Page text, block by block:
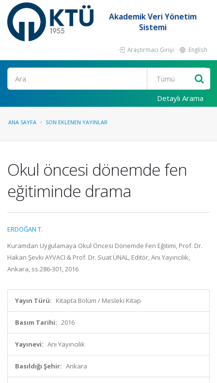
Akademik Veri Yönetim
Sistemi
Araştırmacı Girişi English
Ara
Detaylı Arama
ANA SAYFA SON EKLENEN YAYINLAR
Okul öncesi dönemde fen
eğitiminde drama
ERDOĞAN T.
Kuramdan Uygulamaya Okul Öncesi Dönemde Fen Eğitimi, Prof. Dr.
Hakan Şevki AYVACI & Prof. Dr. Suat ÜNAL, Editör, Anı Yayıncılık,
Ankara, ss.286-301, 2016
Yayın Türü: Kitapta Bölüm / Mesleki Kitap
Basım Tarihi: 2016
Yayınevi: Anı Yayıncılık
Basıldığı Şehir: Ankara